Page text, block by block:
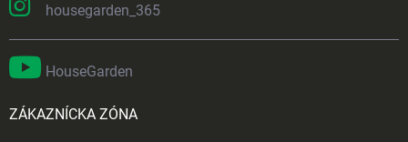
housegarden_365
HouseGarden
ZÁKAZNÍCKA ZÓNA